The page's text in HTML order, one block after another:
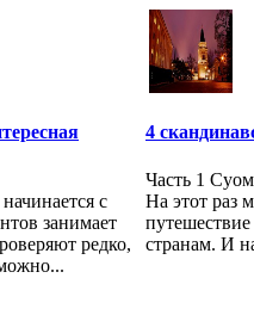
с
занимает
редко,
4
Часть 1
На этот раз
странам. И